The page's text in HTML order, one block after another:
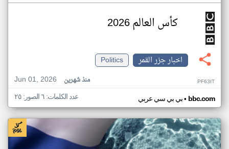
كأس العالم 2026
اخبار جزر القمر
Politics
Jun 01, 2026
منذ شهرين PF63IT
بي بي سي عربي• bbc.com عدد الكلمات: ٦ الصور: ٢٥